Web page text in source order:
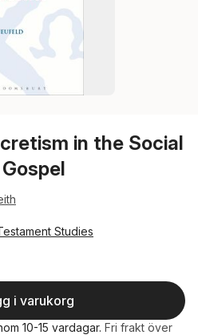
in the Social
Studies
i varukorg
10-15 vardagar. Fri frakt över